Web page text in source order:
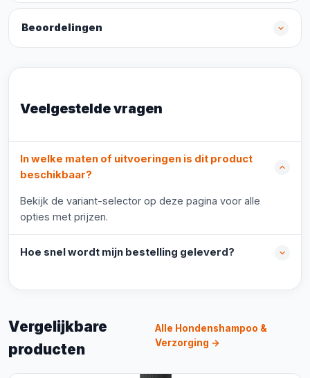
Beoordelingen
Veelgestelde vragen
In welke maten of uitvoeringen is dit product
beschikbaar?
Bekijk de variant-selector op deze pagina voor alle
opties met prijzen.
Hoe snel wordt mijn bestelling geleverd?
Vergelijkbare
producten
Alle Hondenshampoo &
Verzorging →